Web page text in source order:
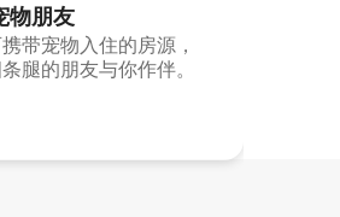
物朋友
带宠物入住的房源，
腿的朋友与你作伴。